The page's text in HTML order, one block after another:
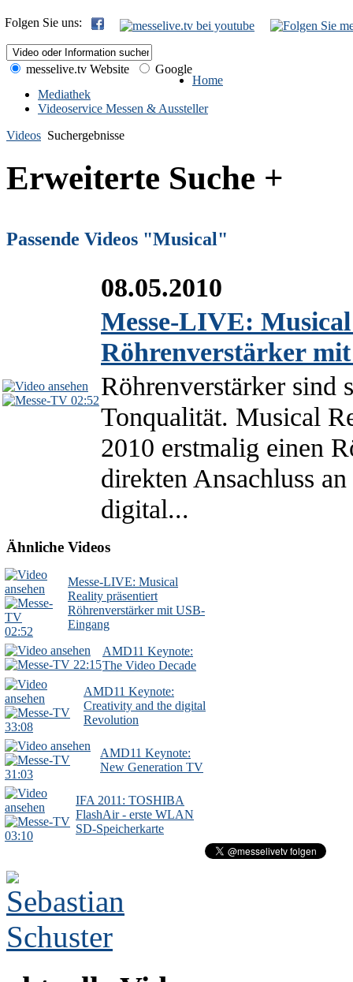
Folgen Sie uns:
messelive.tv Website
Google
Home
Mediathek
Videoservice Messen & Aussteller
Videos Suchergebnisse
Erweiterte Suche +
Passende Videos "Musical"
02:52
08.05.2010
Messe-LIVE:
Röhrenverstärker
Röhrenverstärker sind
Tonqualität. Musical
2010 erstmalig einen
direkten Ansachluss
digital...
Ähnliche Videos
02:52
Messe-LIVE: Musical
Reality präsentiert
Röhrenverstärker mit USB-
Eingang
22:15
AMD11 Keynote:
The Video Decade
33:08
AMD11 Keynote:
Creativity and the digital
Revolution
31:03
AMD11 Keynote:
New Generation TV
03:10
IFA 2011: TOSHIBA
FlashAir - erste WLAN
SD-Speicherkarte